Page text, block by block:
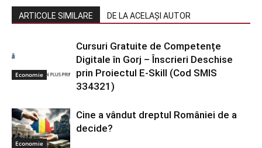
ARTICOLE SIMILARE DE LA ACELAȘI AUTOR
Economie
Cursuri Gratuite de Competențe
Digitale în Gorj – Înscrieri Deschise
prin Proiectul E-Skill (Cod SMIS
334321)
Economie
Cine a vândut dreptul României de a
decide?